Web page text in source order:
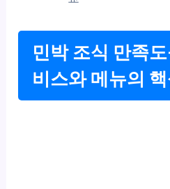
민박 조식 만족
비스와 메뉴의